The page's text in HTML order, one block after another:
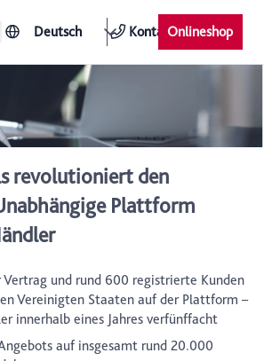
Deutsch KontaktOnlineshop
revolutioniert den
Plattform
und rund 600 registrierte Kunden
Vereinigten Staaten auf der Plattform –
innerhalb eines Jahres verfünffacht
auf insgesamt rund 20.000